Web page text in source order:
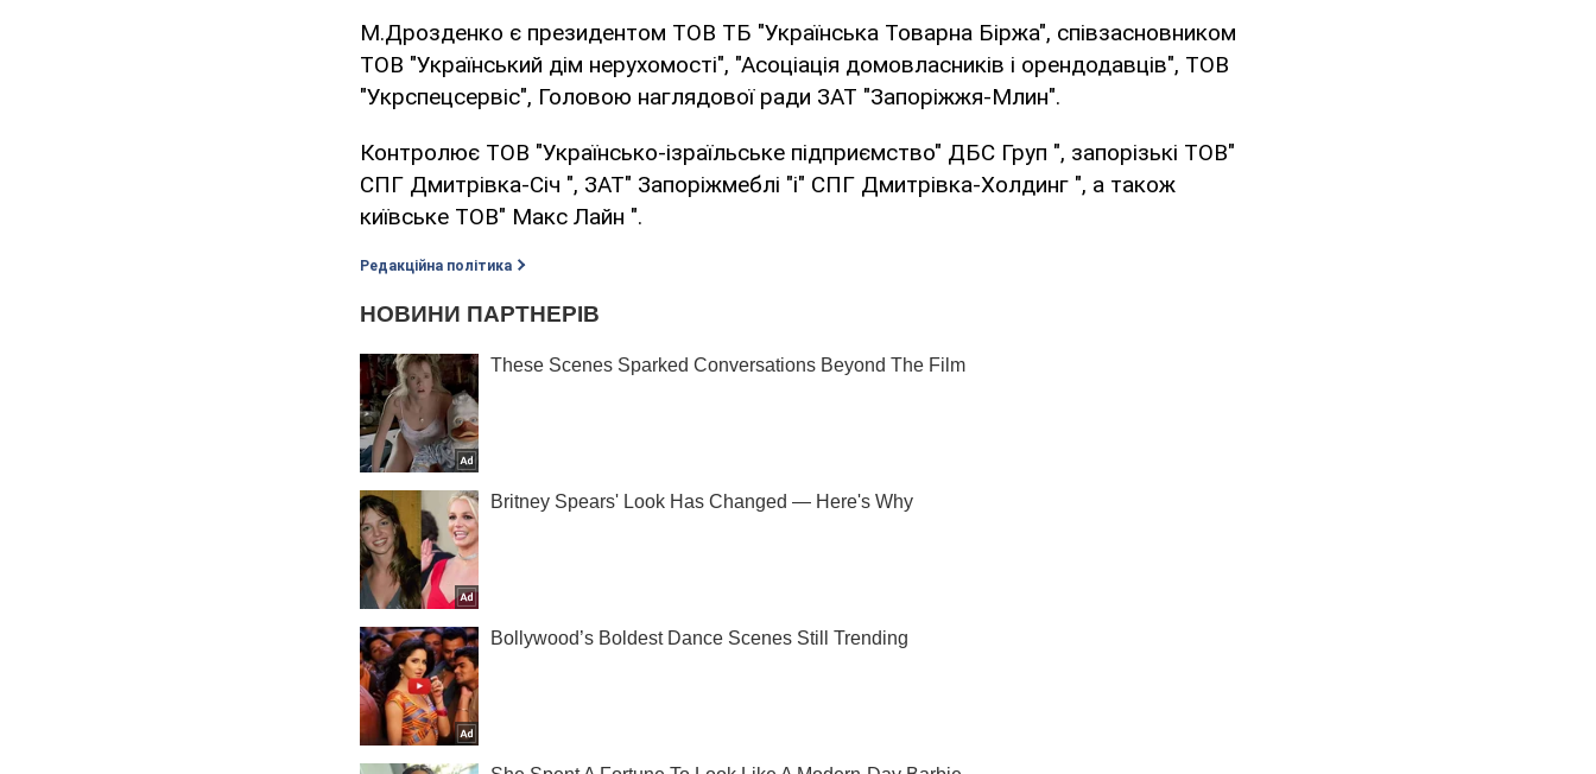
М.Дрозденко є президентом ТОВ ТБ "Українська Товарна Біржа", співзасновником
ТОВ "Український дім нерухомості", "Асоціація домовласників і орендодавців", ТОВ
"Укрспецсервіс", Головою наглядової ради ЗАТ "Запоріжжя-Млин".
Контролює ТОВ "Українсько-ізраїльське підприємство" ДБС Груп ", запорізькі ТОВ"
СПГ Дмитрівка-Січ ", ЗАТ" Запоріжмеблі "і" СПГ Дмитрівка-Холдинг ", а також
київське ТОВ" Макс Лайн ".
Редакційна політика